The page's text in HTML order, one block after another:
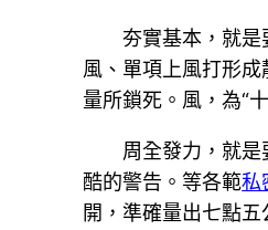
夯實基本，就是
風、單項上風打形
量所鎖死。風，為“
周全發力，就
酷的警告。等各範私
開，準確量出七點